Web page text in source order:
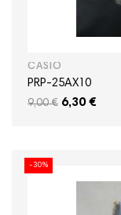
CASIO
PRP-25AX10
9,00 € 6,30 €
-30%